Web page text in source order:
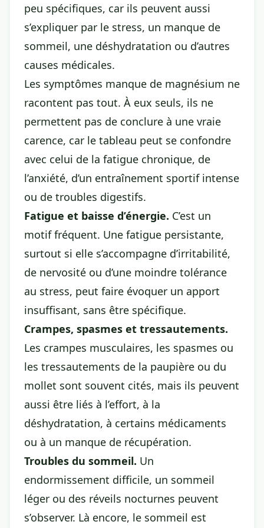
peu spécifiques, car ils peuvent aussi
s’expliquer par le stress, un manque de
sommeil, une déshydratation ou d’autres
causes médicales.
Les symptômes manque de magnésium ne
racontent pas tout. À eux seuls, ils ne
permettent pas de conclure à une vraie
carence, car le tableau peut se confondre
avec celui de la fatigue chronique, de
l’anxiété, d’un entraînement sportif intense
ou de troubles digestifs.
Fatigue et baisse d’énergie. C’est un
motif fréquent. Une fatigue persistante,
surtout si elle s’accompagne d’irritabilité,
de nervosité ou d’une moindre tolérance
au stress, peut faire évoquer un apport
insuffisant, sans être spécifique.
Crampes, spasmes et tressautements.
Les crampes musculaires, les spasmes ou
les tressautements de la paupière ou du
mollet sont souvent cités, mais ils peuvent
aussi être liés à l’effort, à la
déshydratation, à certains médicaments
ou à un manque de récupération.
Troubles du sommeil. Un
endormissement difficile, un sommeil
léger ou des réveils nocturnes peuvent
s’observer. Là encore, le sommeil est